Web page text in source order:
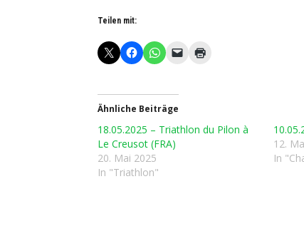
Teilen mit:
Ähnliche Beiträge
18.05.2025 – Triathlon du Pilon à
Le Creusot (FRA)
20. Mai 2025
In "Triathlon"
12.
In